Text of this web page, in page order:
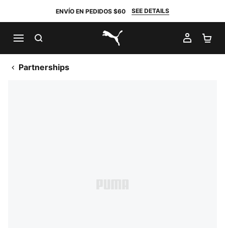
ENVÍO EN PEDIDOS $60 SEE DETAILS
PUMA.com
MI
Partnerships